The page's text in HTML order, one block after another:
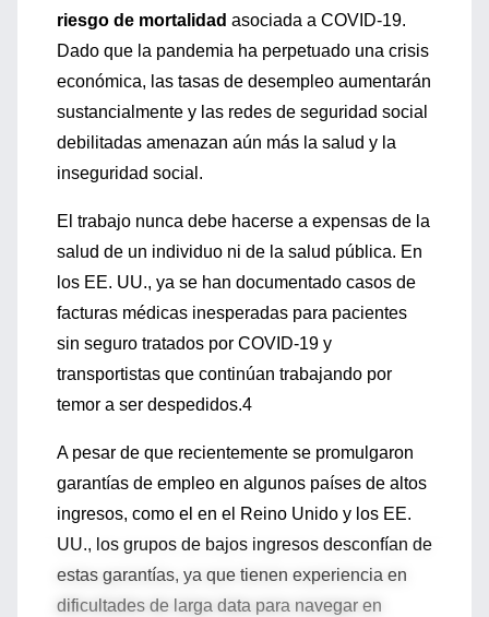
riesgo de mortalidad asociada a COVID-19.
Dado que la pandemia ha perpetuado una crisis
económica, las tasas de desempleo aumentarán
sustancialmente y las redes de seguridad social
debilitadas amenazan aún más la salud y la
inseguridad social.
El trabajo nunca debe hacerse a expensas de la
salud de un individuo ni de la salud pública. En
los EE. UU., ya se han documentado casos de
facturas médicas inesperadas para pacientes
sin seguro tratados por COVID-19 y
transportistas que continúan trabajando por
temor a ser despedidos.4
A pesar de que recientemente se promulgaron
garantías de empleo en algunos países de altos
ingresos, como el en el Reino Unido y los EE.
UU., los grupos de bajos ingresos desconfían de
estas garantías, ya que tienen experiencia en
dificultades de larga data para navegar en